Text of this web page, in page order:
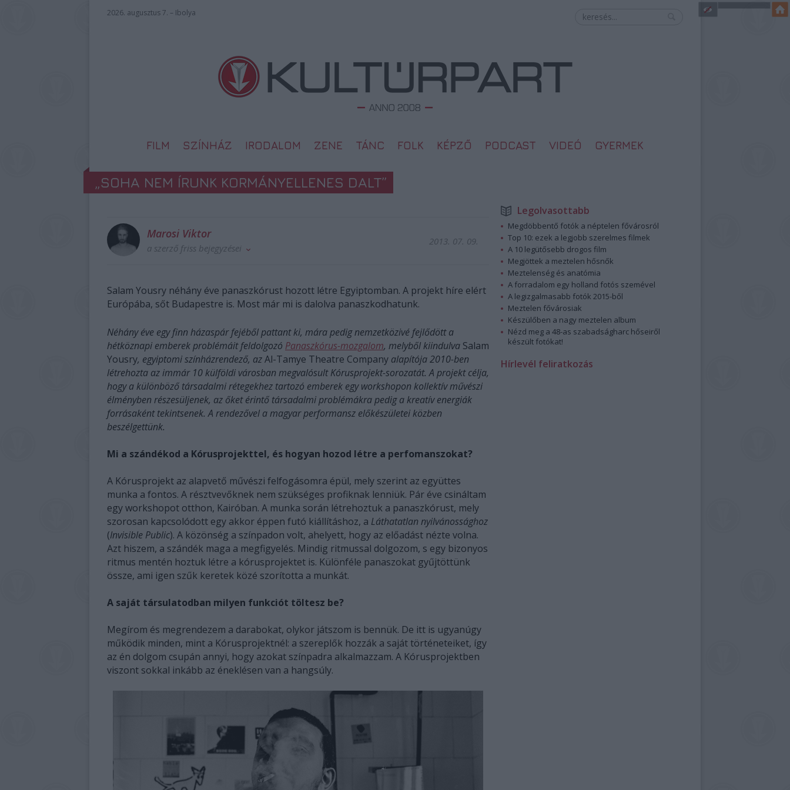
2026. augusztus 7. – Ibolya
FILM SZÍNHÁZ IRODALOM ZENE TÁNC FOLK KÉPZŐ PODCAST VIDEÓ GYERMEK
„SOHA NEM ÍRUNK KORMÁNYELLENES DALT”
Marosi Viktor
a szerző friss bejegyzései
2013. 07. 09.
Salam Yousry néhány éve panaszkórust hozott létre Egyiptomban. A projekt híre elért
Európába, sőt Budapestre is. Most már mi is dalolva panaszkodhatunk.
Néhány éve egy finn házaspár fejéből pattant ki, mára pedig nemzetközivé fejlődött a
hétköznapi emberek problémáit feldolgozó Panaszkórus-mozgalom, melyből kiindulva Salam
Yousry, egyiptomi színházrendező, azAl-Tamye Theatre Company alapítója 2010-ben
létrehozta az immár 10 külföldi városban megvalósult Kórusprojekt-sorozatát. A projekt célja,
hogy a különböző társadalmi rétegekhez tartozó emberek egy workshopon kollektív művészi
élményben részesüljenek, az őket érintő társadalmi problémákra pedig a kreatív energiák
forrásaként tekintsenek. A rendezővel a magyar performansz előkészületei közben
beszélgettünk.
Mi a szándékod a Kórusprojekttel, és hogyan hozod létre a perfomanszokat?
A Kórusprojekt az alapvető művészi felfogásomra épül, mely szerint az együttes
munka a fontos. A résztvevőknek nem szükséges profiknak lenniük. Pár éve csináltam
egy workshopot otthon, Kairóban. A munka során létrehoztuk a panaszkórust, mely
szorosan kapcsolódott egy akkor éppen futó kiállításhoz, a Láthatatlan nyilvánossághoz
(Invisible Public). A közönség a színpadon volt, ahelyett, hogy az előadást nézte volna.
Azt hiszem, a szándék maga a megfigyelés. Mindig ritmussal dolgozom, s egy bizonyos
ritmus mentén hoztuk létre a kórusprojektet is. Különféle panaszokat gyűjtöttünk
össze, ami igen szűk keretek közé szorította a munkát.
A saját társulatodban milyen funkciót töltesz be?
Megírom és megrendezem a darabokat, olykor játszom is bennük. De itt is ugyanúgy
működik minden, mint a Kórusprojektnél: a szereplők hozzák a saját történeteiket, így
az én dolgom csupán annyi, hogy azokat színpadra alkalmazzam. A Kórusprojektben
viszont sokkal inkább az éneklésen van a hangsúly.
Legolvasottabb
Megdöbbentő fotók a néptelen fővárosról
Top 10: ezek a legjobb szerelmes filmek
A 10 legütősebb drogos film
Megjöttek a meztelen hősnők
Meztelenség és anatómia
A forradalom egy holland fotós szemével
A legizgalmasabb fotók 2015-ből
Meztelen fővárosiak
Készülőben a nagy meztelen album
Nézd meg a 48-as szabadságharc hőseiről
készült fotókat!
Hírlevél feliratkozás